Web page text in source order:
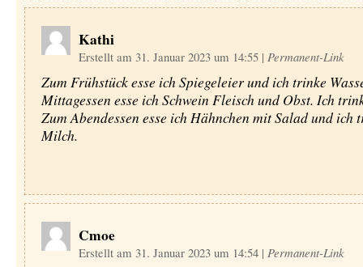
Kathi
Erstellt am 31. Januar 2023 um 14:55 | Permanent-Link
Zum Frühstück esse ich Spiegeleier und ich trinke
Mittagessen esse ich Schwein Fleisch und Obst. Ich
Zum Abendessen esse ich Hähnchen mit Salad und ich
Milch.
Cmoe
Erstellt am 31. Januar 2023 um 14:54 | Permanent-Link